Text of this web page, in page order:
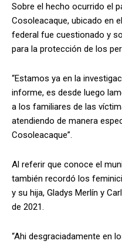
Sobre el hecho ocurrido el
Cosoleacaque, ubicado en
federal fue cuestionado y
para la protección de los
“Estamos ya en la
informe, es desde luego
a los familiares de las
atendiendo de manera
Cosoleacaque”.
Al referir que conoce el
también recordó los
y su hija, Gladys Merlín y
de 2021.
“Ahi desgraciadamente en